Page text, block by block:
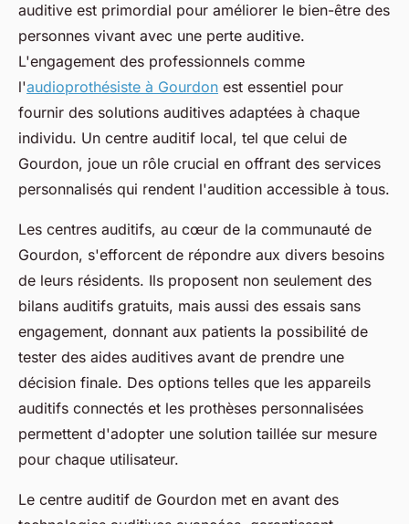
auditive est primordial pour améliorer le bien-être des
personnes vivant avec une perte auditive.
L'engagement des professionnels comme
l'audioprothésiste à Gourdon est essentiel pour
fournir des solutions auditives adaptées à chaque
individu. Un centre auditif local, tel que celui de
Gourdon, joue un rôle crucial en offrant des services
personnalisés qui rendent l'audition accessible à tous.
Les centres auditifs, au cœur de la communauté de
Gourdon, s'efforcent de répondre aux divers besoins
de leurs résidents. Ils proposent non seulement des
bilans auditifs gratuits, mais aussi des essais sans
engagement, donnant aux patients la possibilité de
tester des aides auditives avant de prendre une
décision finale. Des options telles que les appareils
auditifs connectés et les prothèses personnalisées
permettent d'adopter une solution taillée sur mesure
pour chaque utilisateur.
Le centre auditif de Gourdon met en avant des